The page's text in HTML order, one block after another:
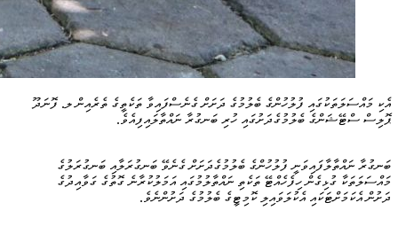
އެކި މައްސަލަތަކުގައި ފުލުހުންގެ ބެލުމުގެ ދަށަށް ގެނެސްފައިވާ ތަކެތީގެ ތެރެއިން ލ. ފޮނަދޫ
ޕޮލިސް ސްޓޭޝަންގެ ބެލުމުގެދަށުގައި ހުރި ބަނގުރާ ނައްތާލައިފިއެވެ.
ބަނގުރާ ނައްތާލާފައިވަނީ ފުލުހުންގެ ބެލުމުގެދަށަށް ގެނެވޭ ބަނގުރަލާއި ބަނގުރަލުގެ
މައްސަލަތަކާ ގުޅިގެން ހިފެހެއްޓޭ ތަކެތި ނައްތާލުމުގައި އަމަލުކުރާނެ ގޮތުގެ ގަވާއިދުގެ
ދަށުން އެކަމަށްޓަކައި އެކުލަވައިލި ކޮމިޓީގެ ބެލުމުގެ ދަށުންނެވެ.